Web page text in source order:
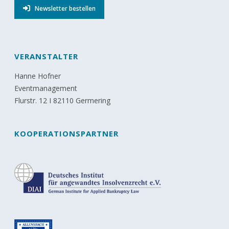
Newsletter bestellen
VERANSTALTER
Hanne Hofner
Eventmanagement
Flurstr. 12 I 82110 Germering
KOOPERATIONSPARTNER